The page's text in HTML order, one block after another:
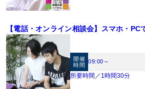
【電話・オンライン相談会】スマホ・PC
開催
時間
09:00～
所要時間／1時間30分